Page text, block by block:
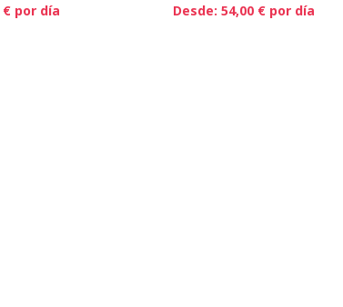
€por día Desde: 54,00 €por día